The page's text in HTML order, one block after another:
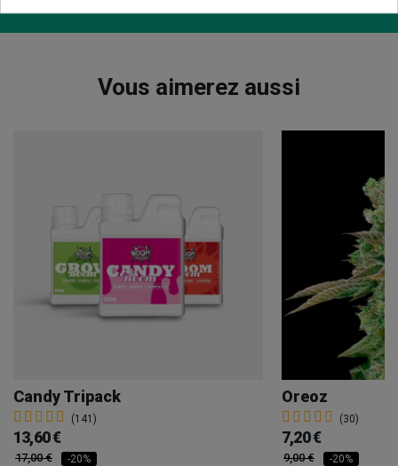
Vous aimerez aussi
Candy Tripack
(141)
13,60 €
17,00 € -20%
Oreoz
(30)
7,20 €
9,00 € -20%